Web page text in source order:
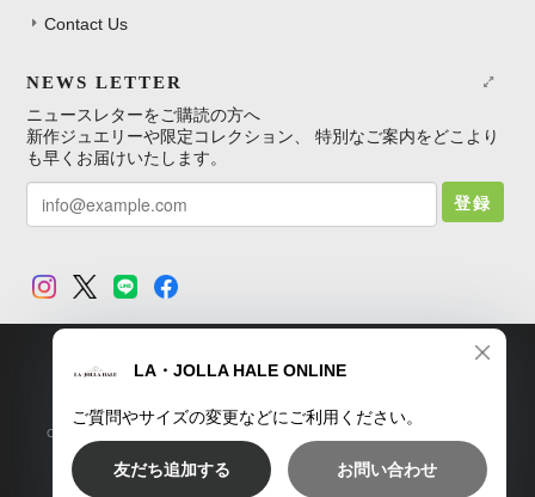
Contact Us
NEWS LETTER
ニュースレターをご購読の方へ
新作ジュエリーや限定コレクション、 特別なご案内をどこより
も早くお届けいたします。
登録
TOP プライバシーポリシー 特定商取引法に基づく表記
Copyright © LA・JOLLA HALE ONLINE SHOP. All Rights Reserved.